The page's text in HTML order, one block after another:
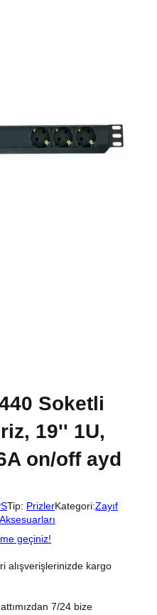
Soketli
19'' 1U,
on/off ayd
Tip: PrizlerKategori:Zayıf
geçiniz!
alışverişlerinizde kargo
7/24 bize